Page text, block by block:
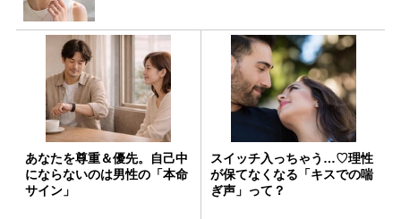
あなたを尊重＆優先。自己中
にならないのは男性の「本命
サイン」
スイッチ入っちゃう…♡理性
が保てなくなる「キスでの喘
ぎ声」って？